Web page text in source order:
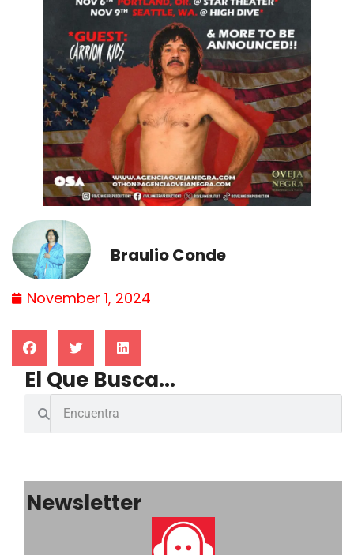
Braulio Conde
November 1, 2024
El Que Busca...
Newsletter